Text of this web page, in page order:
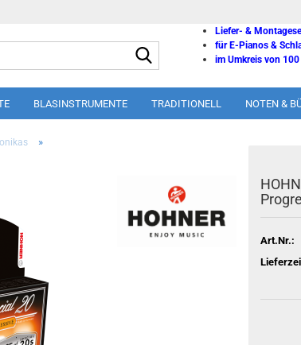
Liefer- &
für E-Pianos &
im Umkreis von 100
BLASINSTRUMENTE TRADITIONELL NOTEN &
»
Art.Nr.: